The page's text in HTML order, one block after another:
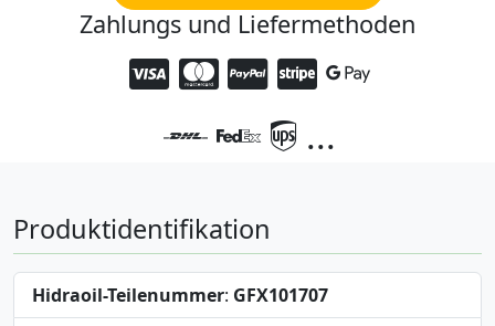
Zahlungs und Liefermethoden
...
Produktidentifikation
Hidraoil-Teilenummer: GFX101707